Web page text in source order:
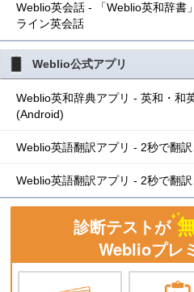
Weblio英会話 - 「Weblio英和辞書
ライン英会話
Weblio公式アプリ
Weblio英和辞典アプリ - 英和・和
(Android)
Weblio英語翻訳アプリ - 2秒で翻
Weblio英語翻訳アプリ - 2秒で翻
診断テストが
Weblioプレ